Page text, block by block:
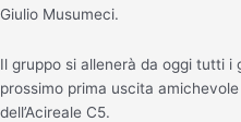
Giulio Musumeci.
Il gruppo si allenerà da oggi tutti
prossimo prima uscita
dell’Acireale C5.